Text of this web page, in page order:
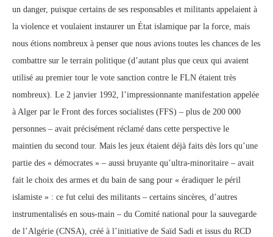
un danger, puisque certains de ses responsables et militants appelaient à
la violence et voulaient instaurer un État islamique par la force, mais
nous étions nombreux à penser que nous avions toutes les chances de les
combattre sur le terrain politique (d’autant plus que ceux qui avaient
utilisé au premier tour le vote sanction contre le FLN étaient très
nombreux). Le 2 janvier 1992, l’impressionnante manifestation appelée
à Alger par le Front des forces socialistes (FFS) – plus de 200 000
personnes – avait précisément réclamé dans cette perspective le
maintien du second tour. Mais les jeux étaient déjà faits dès lors qu’une
partie des « démocrates » – aussi bruyante qu’ultra-minoritaire – avait
fait le choix des armes et du bain de sang pour « éradiquer le péril
islamiste » : ce fut celui des militants – certains sincères, d’autres
instrumentalisés en sous-main – du Comité national pour la sauvegarde
de l’Algérie (CNSA), créé à l’initiative de Saïd Sadi et issus du RCD